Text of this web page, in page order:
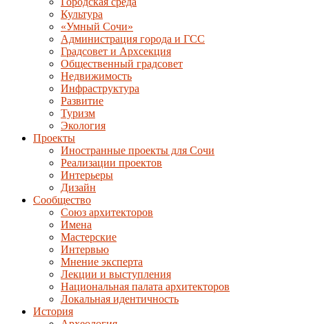
Культура
«Умный Сочи»
Администрация города и ГСС
Градсовет и Архсекция
Общественный градсовет
Недвижимость
Инфраструктура
Развитие
Туризм
Экология
Проекты
Иностранные проекты для Сочи
Реализации проектов
Интерьеры
Дизайн
Сообщество
Союз архитекторов
Имена
Мастерские
Интервью
Мнение эксперта
Лекции и выступления
Национальная палата архитекторов
Локальная идентичность
История